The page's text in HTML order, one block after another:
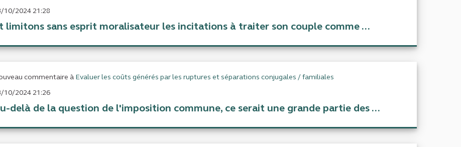
10/2024 21:28
limitons sans esprit moralisateur les incitations à traiter son couple comme ...
commentaire à Evaluer les coûts générés par les ruptures et séparations conjugales / familiales
10/2024 21:26
delà de la question de l'imposition commune, ce serait une grande partie des ...